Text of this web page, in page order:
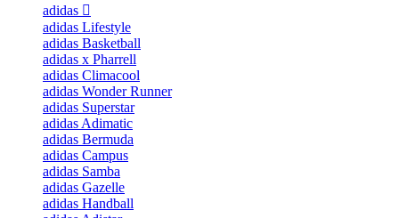
adidas
adidas Lifestyle
adidas Basketball
adidas x Pharrell
adidas Climacool
adidas Wonder Runner
adidas Superstar
adidas Adimatic
adidas Bermuda
adidas Campus
adidas Samba
adidas Gazelle
adidas Handball